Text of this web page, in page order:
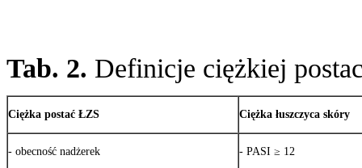
Tab. 2. Definicje ciężkiej
Ciężka postać ŁZS Ciężka łuszczyca skóry
- obecność nadżerek
- PASI ≥ 12